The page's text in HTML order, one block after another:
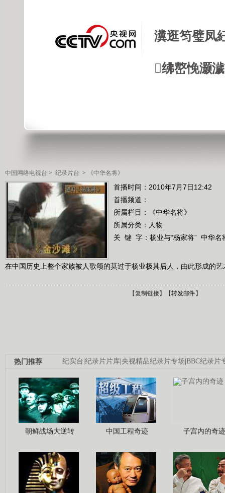
瀵逛笉璧凤
绋嶅悗灏
中国网络电视台 > 纪录片台 > 《中华名将》
首播时间：2010年7月7日12:42
首播频道：
所属栏目：
《中华名将》
所属分类：人物
关 键 字： 杨业与“杨家将” 中华名
在中国历史上整个家族被人歌颂的莫过于杨业极其后人，由此形成的
【复制链接】【转发邮件】
纪实台|纪录片片库|央视精品纪录片专场|BBC纪录片
热门推荐
朝鲜战场大逆转 中国工程奇迹 子宫内的奇迹